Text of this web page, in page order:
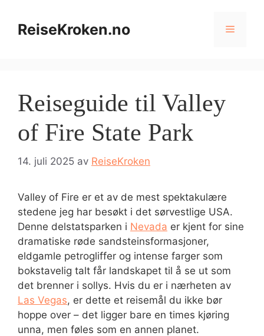
innholdReiseKroken.no Meny
Reiseguide til Valley
of Fire State Park
14. juli 2025 av ReiseKroken
Valley of Fire er et av de mest spektakulære
stedene jeg har besøkt i det sørvestlige USA.
Denne delstatsparken i Nevada er kjent for sine
dramatiske røde sandsteinsformasjoner,
eldgamle petrogliffer og intense farger som
bokstavelig talt får landskapet til å se ut som
det brenner i sollys. Hvis du er i nærheten av
Las Vegas, er dette et reisemål du ikke bør
hoppe over – det ligger bare en times kjøring
unna, men føles som en annen planet.